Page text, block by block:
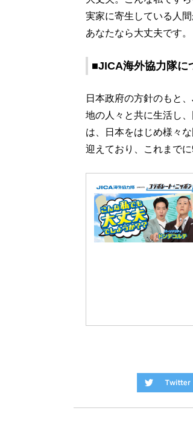
実家に寄生している人
あなたなら大丈夫です
■JICA海外協力隊に
日本政府の方針のもと
地の人々と共に生活し
は、日本をはじめ様々
迎えており、これまで